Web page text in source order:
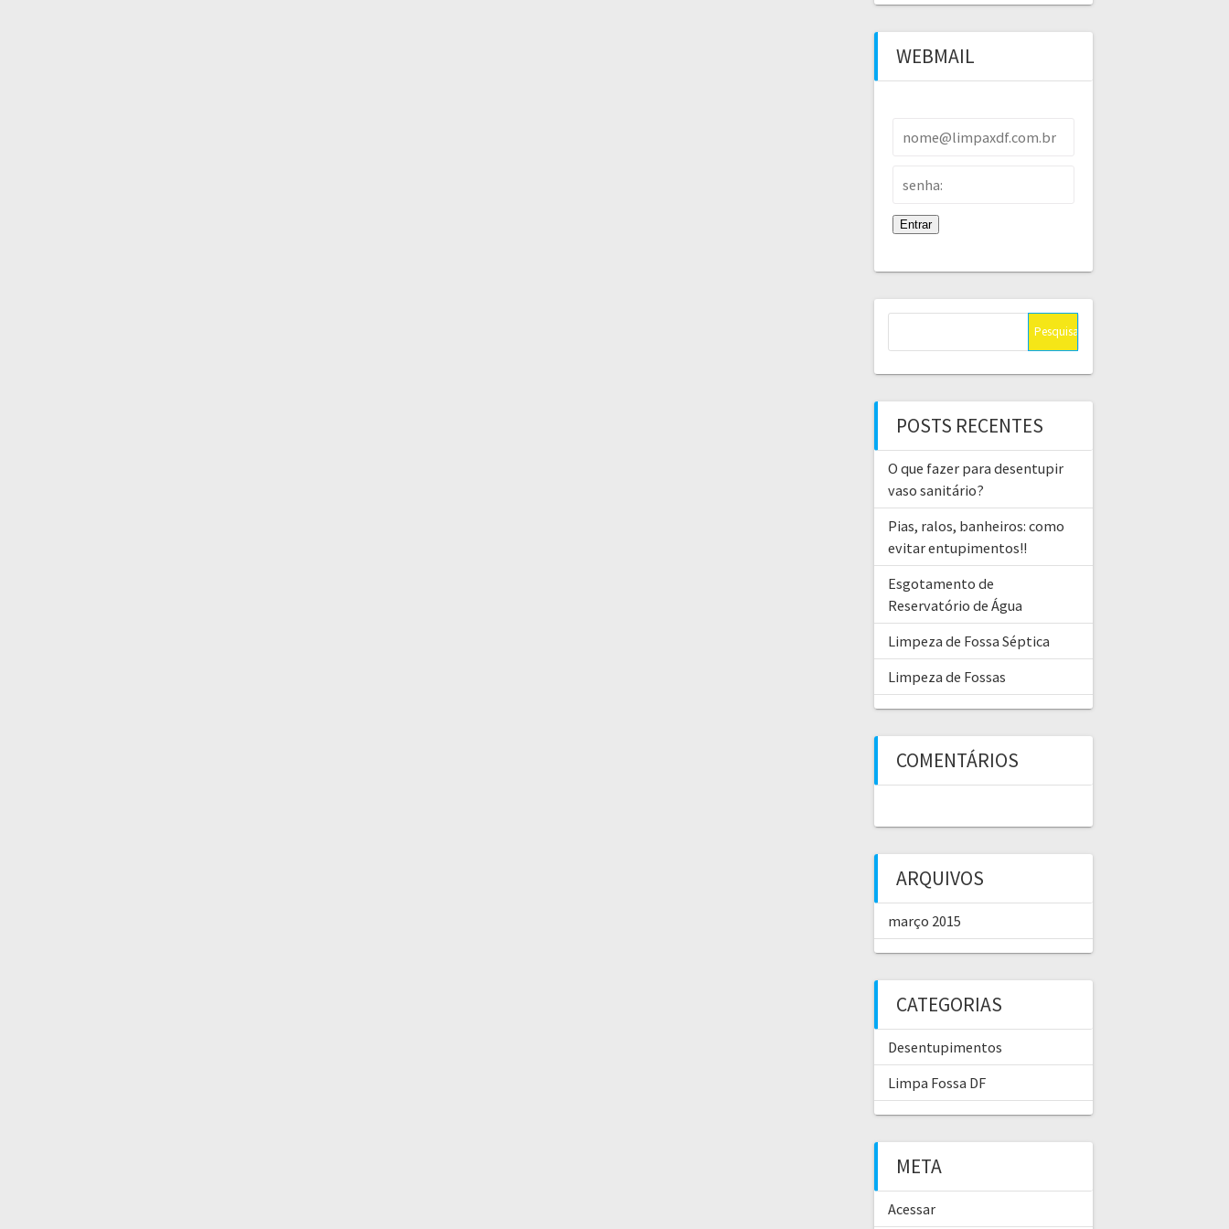
WEBMAIL
POSTS RECENTES
O que fazer para desentupir
vaso sanitário?
Pias, ralos, banheiros: como
evitar entupimentos!!
Esgotamento de
Reservatório de Água
Limpeza de Fossa Séptica
Limpeza de Fossas
COMENTÁRIOS
ARQUIVOS
março 2015
CATEGORIAS
Desentupimentos
Limpa Fossa DF
META
Acessar